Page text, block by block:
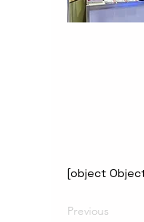
[object
Previous